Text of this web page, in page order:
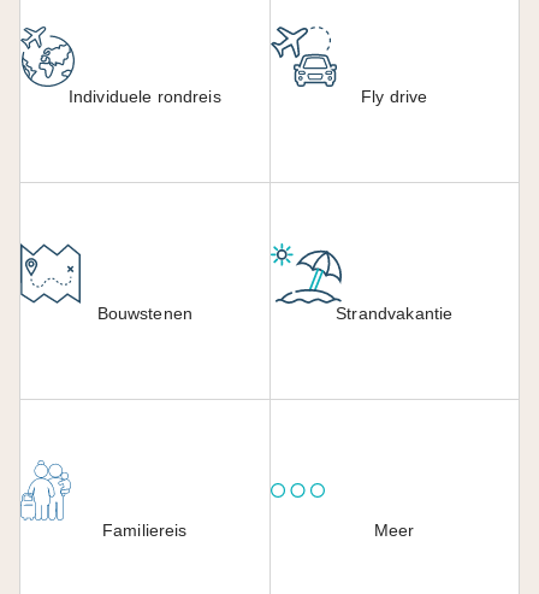
Individuele rondreis Fly drive
Bouwstenen Strandvakantie
Familiereis Meer